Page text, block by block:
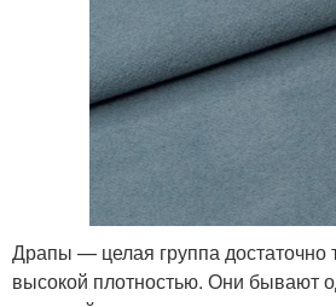
Драпы — целая группа достаточно
высокой плотностью. Они бывают